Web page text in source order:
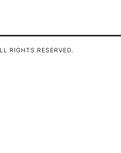
RIGHTS RESERVED.